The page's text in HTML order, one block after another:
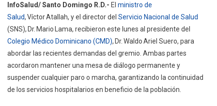
Diálogo
Para
Revisar
Demandas
InfoSalud/ Santo Domingo R.D.- El ministro de
Salud, Víctor Atallah, y el director del Servicio Nacional de Salud
(SNS), Dr. Mario Lama, recibieron este lunes al presidente del
Colegio Médico Dominicano (CMD), Dr. Waldo Ariel Suero, para
abordar las recientes demandas del gremio. Ambas partes
acordaron mantener una mesa de diálogo permanente y
suspender cualquier paro o marcha, garantizando la continuidad
de los servicios hospitalarios en beneficio de la población.